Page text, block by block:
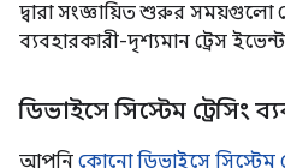
দ্বারা সংজ্ঞায়িত শুরুর
ব্যবহারকারী-দৃশ্যমান ট্রেস
ডিভাইসে সিস্টেম ট্রেসিং
আপনি কোনো ডিভাইসে সিস্টেম